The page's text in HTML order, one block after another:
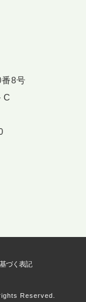
8号
C
づく表記
Reserved.